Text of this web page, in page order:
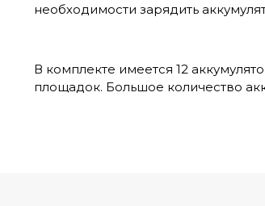
необходимости зарядить
В комплекте имеется 12
площадок. Большое количество